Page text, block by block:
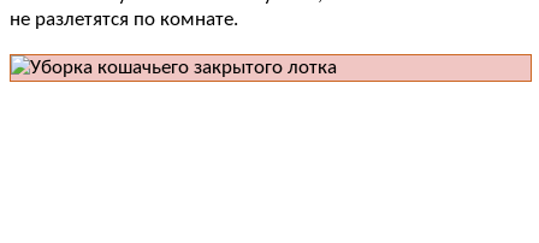
не разлетятся по комнате.